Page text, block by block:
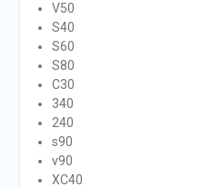
V50
S40
S60
S80
C30
340
240
s90
v90
XC40